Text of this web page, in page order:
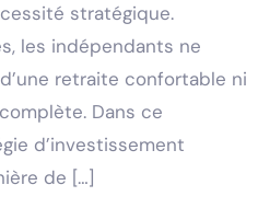
stratégique.
les indépendants ne
retraite confortable ni
Dans ce
d’investissement
de […]